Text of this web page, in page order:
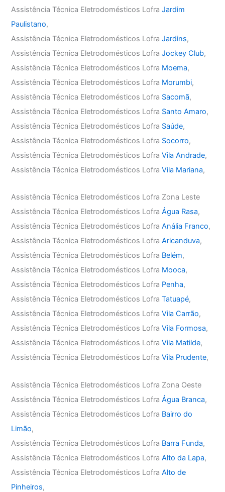
Assistência Técnica Eletrodomésticos LofraJardim
Paulistano,
Assistência Técnica Eletrodomésticos LofraJardins,
Assistência Técnica Eletrodomésticos LofraJockey Club,
Assistência Técnica Eletrodomésticos Lofra Moema,
Assistência Técnica Eletrodomésticos Lofra Morumbi,
Assistência Técnica Eletrodomésticos Lofra Sacomã,
Assistência Técnica Eletrodomésticos Lofra Santo Amaro,
Assistência Técnica Eletrodomésticos Lofra Saúde,
Assistência Técnica Eletrodomésticos Lofra Socorro,
Assistência Técnica Eletrodomésticos LofraVila Andrade,
Assistência Técnica Eletrodomésticos LofraVila Mariana,
Assistência Técnica Eletrodomésticos Lofra Zona Leste
Assistência Técnica Eletrodomésticos LofraÁgua Rasa,
Assistência Técnica Eletrodomésticos LofraAnália Franco,
Assistência Técnica Eletrodomésticos LofraAricanduva,
Assistência Técnica Eletrodomésticos Lofra Belém,
Assistência Técnica Eletrodomésticos Lofra Mooca,
Assistência Técnica Eletrodomésticos Lofra Penha,
Assistência Técnica Eletrodomésticos LofraTatuapé,
Assistência Técnica Eletrodomésticos LofraVila Carrão,
Assistência Técnica Eletrodomésticos LofraVila Formosa,
Assistência Técnica Eletrodomésticos LofraVila Matilde,
Assistência Técnica Eletrodomésticos LofraVila Prudente,
Assistência Técnica Eletrodomésticos Lofra Zona Oeste
Assistência Técnica Eletrodomésticos LofraÁgua Branca,
Assistência Técnica Eletrodomésticos Lofra Bairro do
Limão,
Assistência Técnica Eletrodomésticos Lofra Barra Funda,
Assistência Técnica Eletrodomésticos LofraAlto da Lapa,
Assistência Técnica Eletrodomésticos LofraAlto de
Pinheiros,